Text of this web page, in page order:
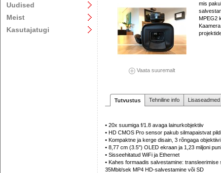
Uudised
Meist
Kasutajatugi
Vaata suuremalt
mis
MPEG2
Tutvustus Tehniline info
• 20x suumiga f/1.8 avaga lainurkobjektiiv
• HD CMOS Pro sensor pakub silmapaistvat
• Kompaktne ja kerge disain, 3 rõngaga
• 8,77 cm (3.5") OLED ekraan ja 1,23 miljoni
• Sisseehitatud WiFi ja Ethernet
• Kahes formaadis salvestamine:
35Mbit/sek MP4 HD-salvestamine või SD